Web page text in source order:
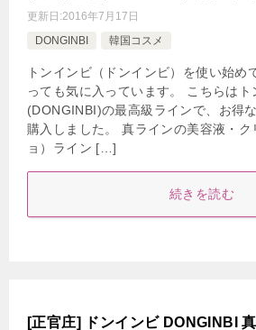
更新日:2016年7月17日
DONGINBI
韓国コスメ
トンインビ（ドンインビ）を使い始め
っても気に入っています。 こちらはト
(DONGINBI)の最高級ラインで、お得
購入しました。 真ラインの美容液・ク
ョ）ライン […]
続きを読む
[正官庄] ドンインビ DONGINBI